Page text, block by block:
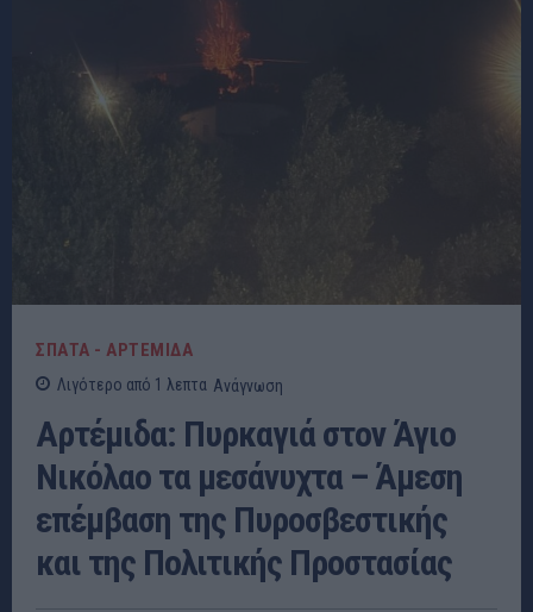
ΣΠΑΤΑ - ΑΡΤΕΜΙΔΑ
Λιγότερο από 1 λεπτα Ανάγνωση
Αρτέμιδα: Πυρκαγιά στον Άγιο
Νικόλαο τα μεσάνυχτα – Άμεση
επέμβαση της Πυροσβεστικής
και της Πολιτικής Προστασίας